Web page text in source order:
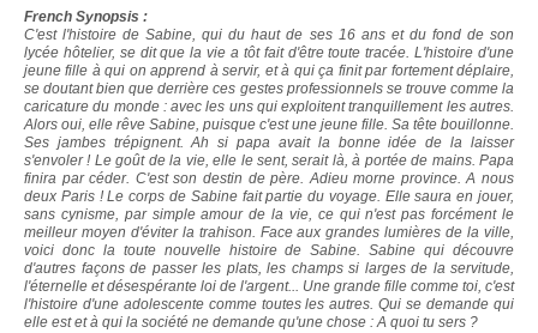
French Synopsis :
C'est l'histoire de Sabine, qui du haut de ses 16 ans et du fond de son
lycée hôtelier, se dit que la vie a tôt fait d'être toute tracée. L'histoire d'une
jeune fille à qui on apprend à servir, et à qui ça finit par fortement déplaire,
se doutant bien que derrière ces gestes professionnels se trouve comme la
caricature du monde : avec les uns qui exploitent tranquillement les autres.
Alors oui, elle rêve Sabine, puisque c'est une jeune fille. Sa tête bouillonne.
Ses jambes trépignent. Ah si papa avait la bonne idée de la laisser
s'envoler ! Le goût de la vie, elle le sent, serait là, à portée de mains. Papa
finira par céder. C'est son destin de père. Adieu morne province. A nous
deux Paris ! Le corps de Sabine fait partie du voyage. Elle saura en jouer,
sans cynisme, par simple amour de la vie, ce qui n'est pas forcément le
meilleur moyen d'éviter la trahison. Face aux grandes lumières de la ville,
voici donc la toute nouvelle histoire de Sabine. Sabine qui découvre
d'autres façons de passer les plats, les champs si larges de la servitude,
l'éternelle et désespérante loi de l'argent... Une grande fille comme toi, c'est
l'histoire d'une adolescente comme toutes les autres. Qui se demande qui
elle est et à qui la société ne demande qu'une chose : A quoi tu sers ?